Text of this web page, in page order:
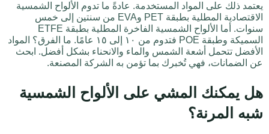
يعتمد ذلك على المواد المستخدمة. عادةً ما تدوم الألواح الشمسية
الاقتصادية المطلية بطبقة PET وEVA من سنتين إلى خمس
سنوات. أما الألواح الشمسية الفاخرة المطلية بطبقة ETFE
السميكة وطبقة POE فتدوم من ١٠ إلى ١٥ عامًا. ما الفرق؟ المواد
الأفضل تتحمل أشعة الشمس والماء والانحناء بشكل أفضل. ابحث
عن الضمانات، فهي تُخبرك بما تؤمن به الشركة المصنعة.
هل يمكنك المشي على الألواح الشمسية
شبه المرنة؟